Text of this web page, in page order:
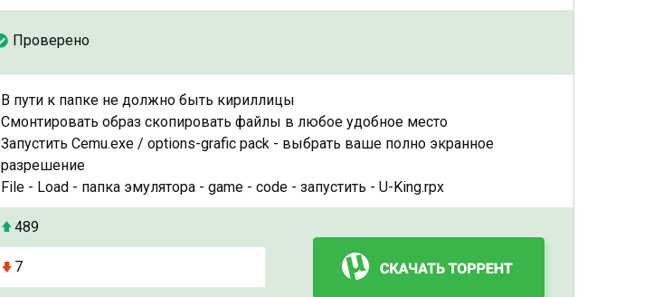
Проверено
В пути к папке не должно быть кириллицы
Смонтировать образ скопировать файлы в любое удобное место
Запустить Cemu.exe / options-grafic pack - выбрать ваше полно экранное
разрешение
File - Load - папка эмулятора - game - code - запустить - U-King.rpx
489
7